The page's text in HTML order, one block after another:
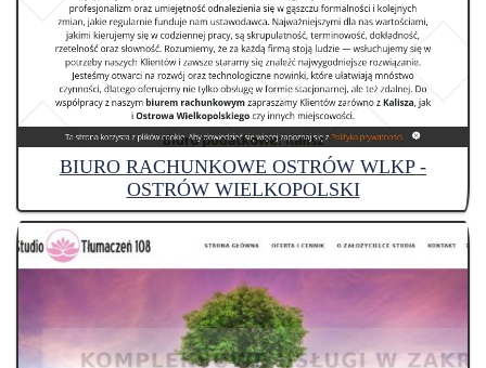
BIURO RACHUNKOWE OSTRÓW WLKP -
OSTRÓW WIELKOPOLSKI